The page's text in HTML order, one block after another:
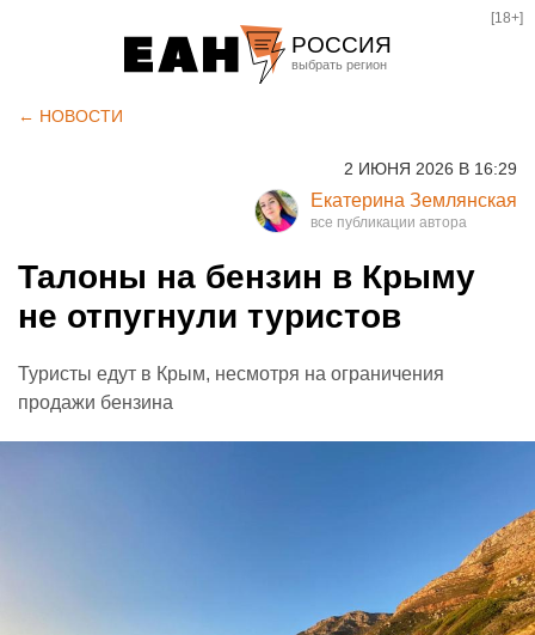
РОССИЯ
Оренбург
[18+]
← НОВОСТИ
2 ИЮНЯ 2026 В 16:29
Екатерина Землянская
Талоны на бензин в Крыму
не отпугнули туристов
Туристы едут в Крым, несмотря на ограничения
продажи бензина